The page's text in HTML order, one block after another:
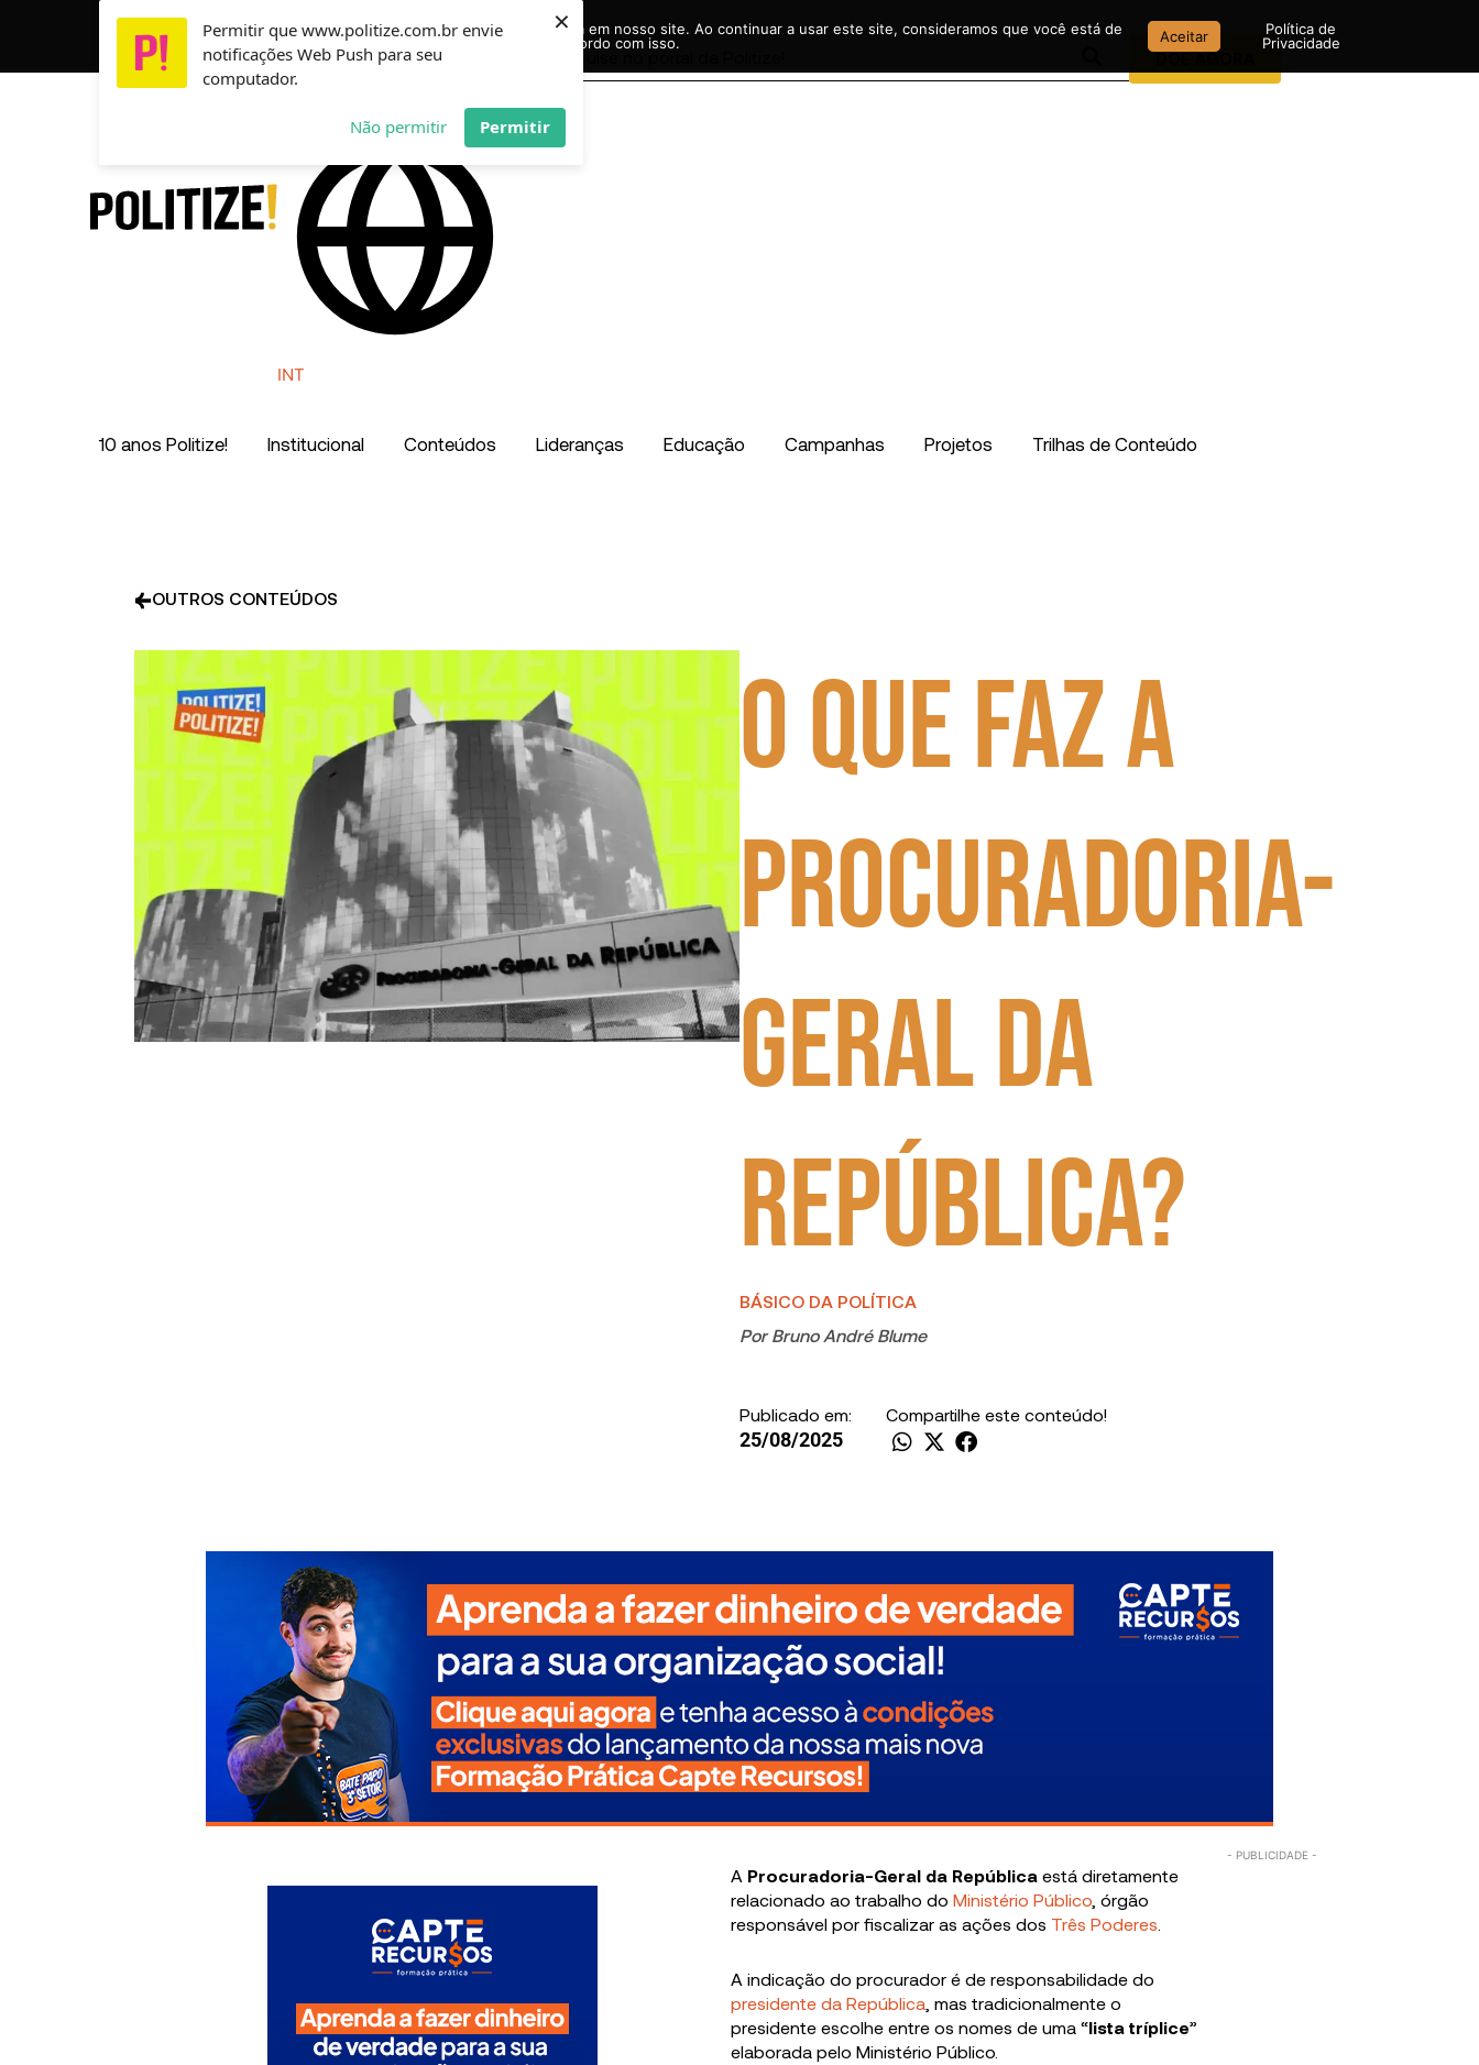
Permitir que www.politize.com.br envie
notificações Web Push para seu
computador.
Não permitir Permitir
×
CO
INT
Pesquisar
DOE AGORA
10 anos Politize! Institucional Conteúdos Lideranças Educação Campanhas Projetos Trilhas de Conteúdo
OUTROS CONTEÚDOS
O que faz a
Procuradoria-
Geral da
República?
BÁSICO DA POLÍTICA
Por Bruno André Blume
Publicado em:
25/08/2025
Compartilhe este conteúdo!
A Procuradoria-Geral da República está diretamente
relacionado ao trabalho do Ministério Público, órgão
responsável por fiscalizar as ações dos Três Poderes
A indicação do procurador é de responsabilidade do
presidente da República , mas tradicionalmente o
presidente escolhe entre os nomes de uma “lista tríplice”
elaborada pelo Ministério Público.
Usamos cookies para garantir que você tenha a melhor experiência em nosso site. Ao continuar a usar este site, consideramos que você está de
acordo com isso.
Aceitar
Política de
Privacidade